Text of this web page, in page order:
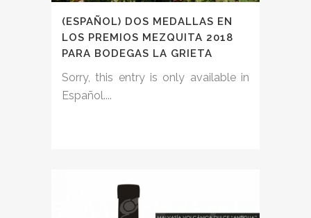
(ESPAÑOL) DOS MEDALLAS EN
LOS PREMIOS MEZQUITA 2018
PARA BODEGAS LA GRIETA
Sorry, this entry is only available in
Español....